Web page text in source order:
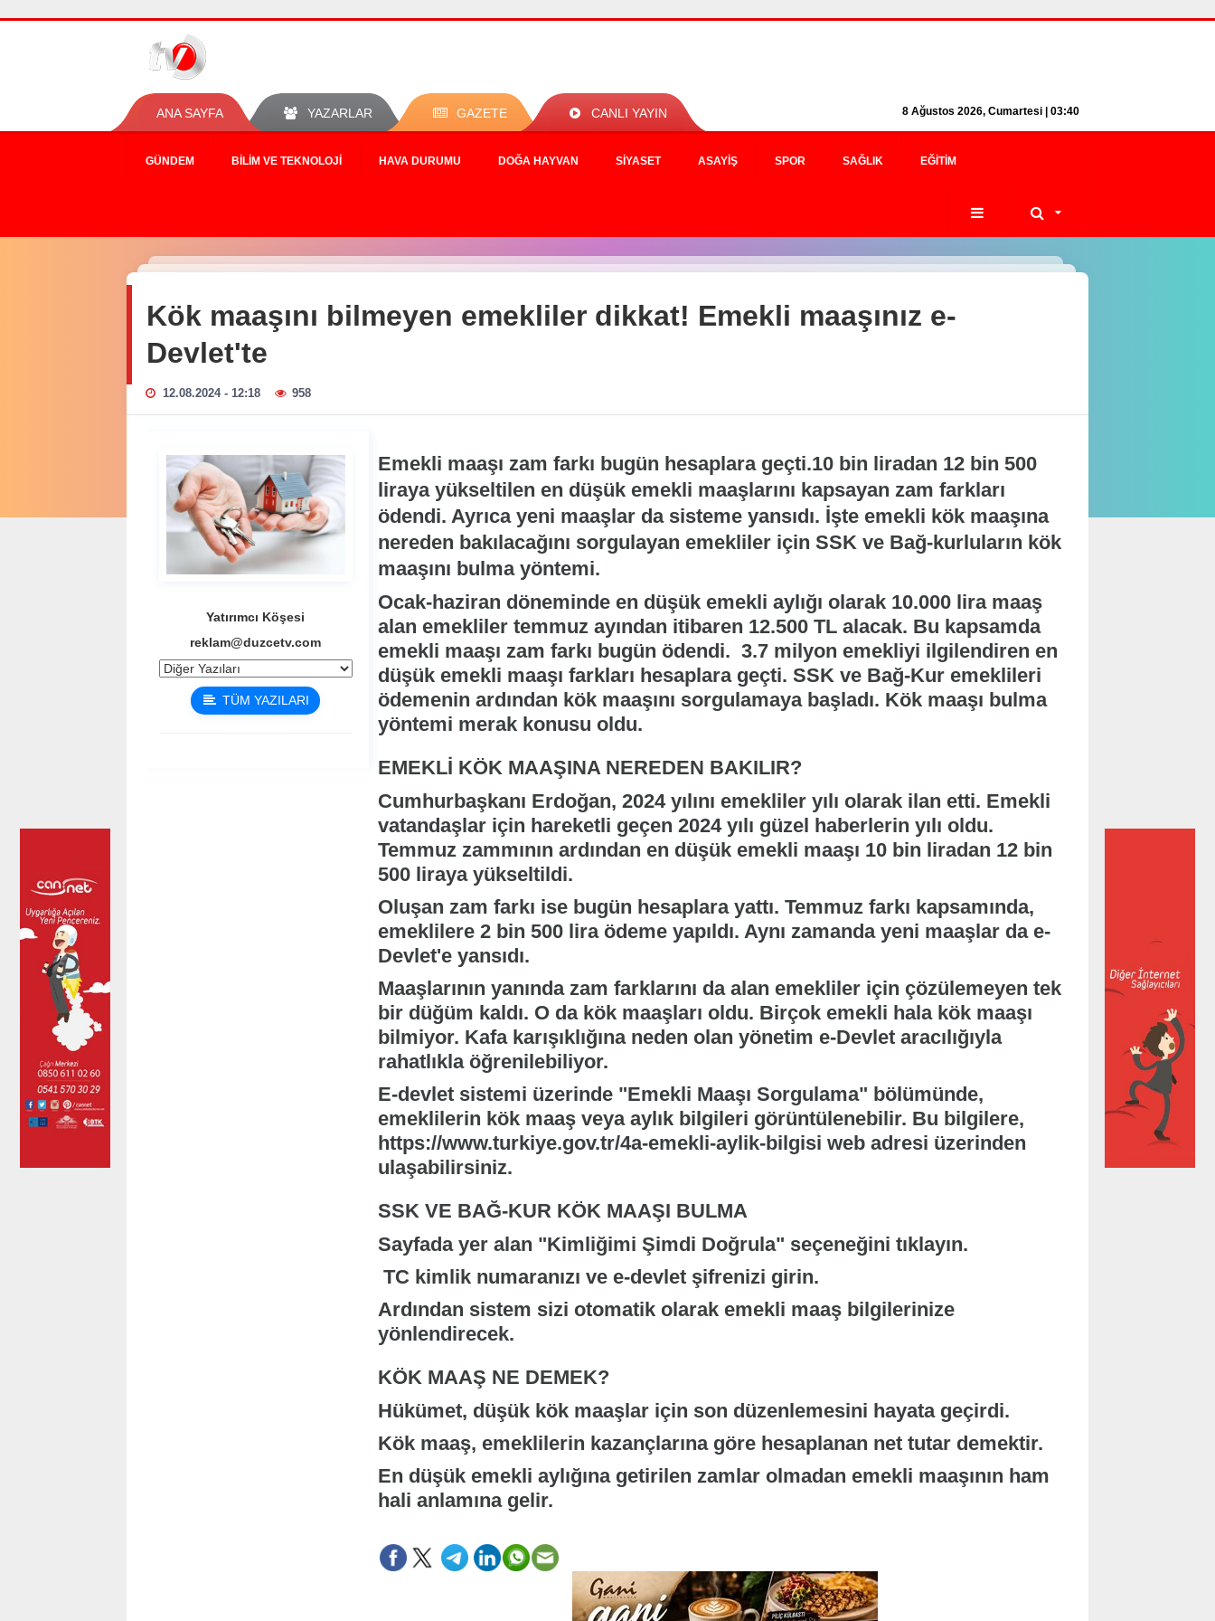
ANA SAYFA YAZARLAR GAZETE CANLI YAYIN 8 Ağustos 2026, Cumartesi | 03:40
GÜNDEM BILIM VE TEKNOLOJI HAVA DURUMU DOĞA HAYVAN SIYASET ASAYIŞ SPOR SAĞLIK EĞITIM
Kök maaşını bilmeyen emekliler dikkat! Emekli maaşınız e-
Devlet'te
12.08.2024 - 12:18 958
Yatırımcı Köşesi
reklam@duzcetv.com
TÜM YAZILARI
Emekli maaşı zam farkı bugün hesaplara geçti.10 bin liradan 12 bin 500
liraya yükseltilen en düşük emekli maaşlarını kapsayan zam farkları
ödendi. Ayrıca yeni maaşlar da sisteme yansıdı. İşte emekli kök maaşına
nereden bakılacağını sorgulayan emekliler için SSK ve Bağ-kurluların kök
maaşını bulma yöntemi.
Ocak-haziran döneminde en düşük emekli aylığı olarak 10.000 lira maaş
alan emekliler temmuz ayından itibaren 12.500 TL alacak. Bu kapsamda
emekli maaşı zam farkı bugün ödendi. 3.7 milyon emekliyi ilgilendiren en
düşük emekli maaşı farkları hesaplara geçti. SSK ve Bağ-Kur emeklileri
ödemenin ardından kök maaşını sorgulamaya başladı. Kök maaşı bulma
yöntemi merak konusu oldu.
EMEKLİ KÖK MAAŞINA NEREDEN BAKILIR?
Cumhurbaşkanı Erdoğan, 2024 yılını emekliler yılı olarak ilan etti. Emekli
vatandaşlar için hareketli geçen 2024 yılı güzel haberlerin yılı oldu.
Temmuz zammının ardından en düşük emekli maaşı 10 bin liradan 12 bin
500 liraya yükseltildi.
Oluşan zam farkı ise bugün hesaplara yattı. Temmuz farkı kapsamında,
emeklilere 2 bin 500 lira ödeme yapıldı. Aynı zamanda yeni maaşlar da e-
Devlet'e yansıdı.
Maaşlarının yanında zam farklarını da alan emekliler için çözülemeyen tek
bir düğüm kaldı. O da kök maaşları oldu. Birçok emekli hala kök maaşı
bilmiyor. Kafa karışıklığına neden olan yönetim e-Devlet aracılığıyla
rahatlıkla öğrenilebiliyor.
E-devlet sistemi üzerinde "Emekli Maaşı Sorgulama" bölümünde,
emeklilerin kök maaş veya aylık bilgileri görüntülenebilir. Bu bilgilere,
https://www.turkiye.gov.tr/4a-emekli-aylik-bilgisi web adresi üzerinden
ulaşabilirsiniz.
SSK VE BAĞ-KUR KÖK MAAŞI BULMA
Sayfada yer alan "Kimliğimi Şimdi Doğrula" seçeneğini tıklayın.
TC kimlik numaranızı ve e-devlet şifrenizi girin.
Ardından sistem sizi otomatik olarak emekli maaş bilgilerinize
yönlendirecek.
KÖK MAAŞ NE DEMEK?
Hükümet, düşük kök maaşlar için son düzenlemesini hayata geçirdi.
Kök maaş, emeklilerin kazançlarına göre hesaplanan net tutar demektir.
En düşük emekli aylığına getirilen zamlar olmadan emekli maaşının ham
hali anlamına gelir.